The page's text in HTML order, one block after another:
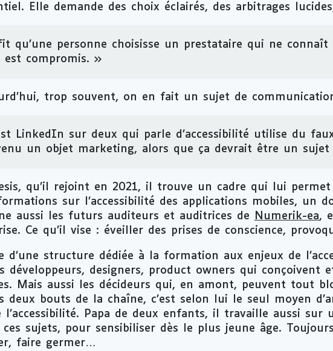
Elle demande des choix éclairés, des arbitrages
qu’une personne choisisse un prestataire qui ne connaît
est compromis. »
trop souvent, on en fait un sujet de
LinkedIn sur deux qui parle d’accessibilité utilise du
un objet marketing, alors que ça devrait être un
qu’il rejoint en 2021, il trouve un cadre qui lui
sur l’accessibilité des applications mobiles, un
aussi les futurs auditeurs et auditrices de
Numerik-ea,
Ce qu’il vise : éveiller des prises de conscience,
d’une structure dédiée à la formation aux enjeux de
développeurs, designers, product owners qui conçoivent
Mais aussi les décideurs qui, en amont, peuvent tout
deux bouts de la chaîne, c’est selon lui le seul moyen
l’accessibilité. Papa de deux enfants, il travaille aussi sur
sujets, pour sensibiliser dès le plus jeune âge.
faire germer…